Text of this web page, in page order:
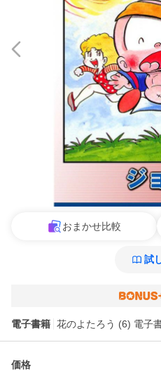
おまかせ比較
試
電子書籍 花のよたろう (6) 電子
価格